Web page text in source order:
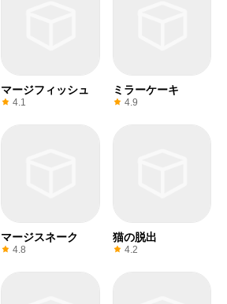
マージフィッシュ
4.1
ミラーケーキ
4.9
マージスネーク
4.8
猫の脱出
4.2